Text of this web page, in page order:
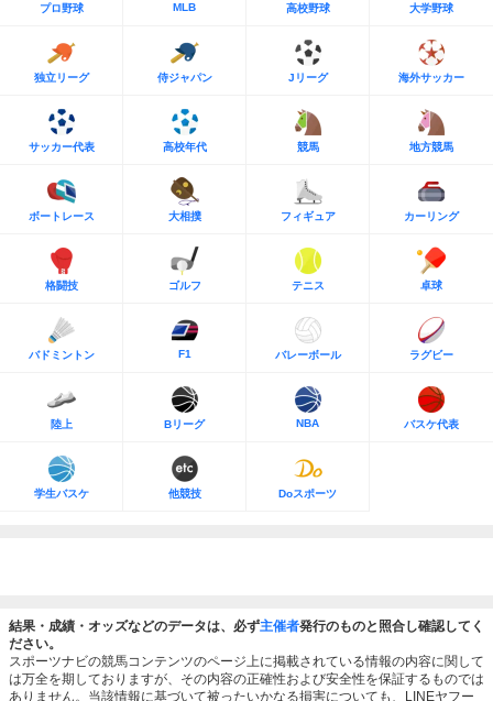
プロ野球 MLB 高校野球 大学野球
独立リーグ 侍ジャパン Jリーグ 海外サッカー
サッカー代表 高校年代 競馬 地方競馬
ボートレース 大相撲 フィギュア カーリング
格闘技 ゴルフ テニス 卓球
バドミントン F1 バレーボール ラグビー
陸上 Bリーグ NBA バスケ代表
学生バスケ 他競技 Doスポーツ
結果・成績・オッズなどのデータは、必ず主催者発行のものと照合し確認してく
ださい。
スポーツナビの競馬コンテンツのページ上に掲載されている情報の内容に関して
は万全を期しておりますが、その内容の正確性および安全性を保証するものでは
ありません。当該情報に基づいて被ったいかなる損害についても、LINEヤフー